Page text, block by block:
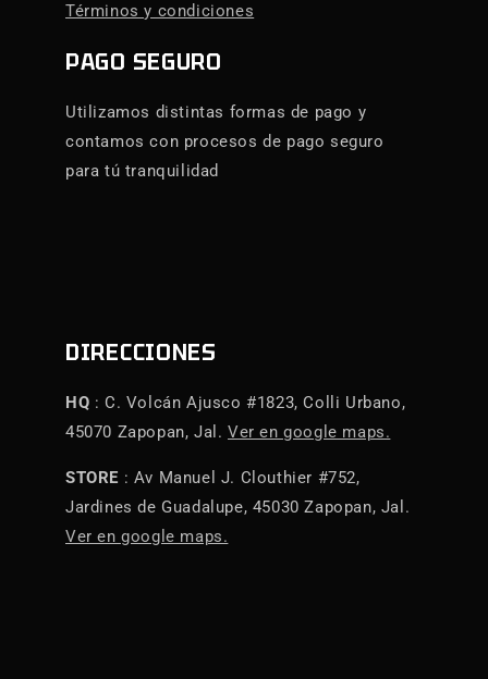
Términos y condiciones
PAGO SEGURO
Utilizamos distintas formas de pago y
contamos con procesos de pago seguro
para tú tranquilidad
DIRECCIONES
HQ : C. Volcán Ajusco #1823, Colli Urbano,
45070 Zapopan, Jal. Ver en google maps.
STORE : Av Manuel J. Clouthier #752,
Jardines de Guadalupe, 45030 Zapopan, Jal.
Ver en google maps.